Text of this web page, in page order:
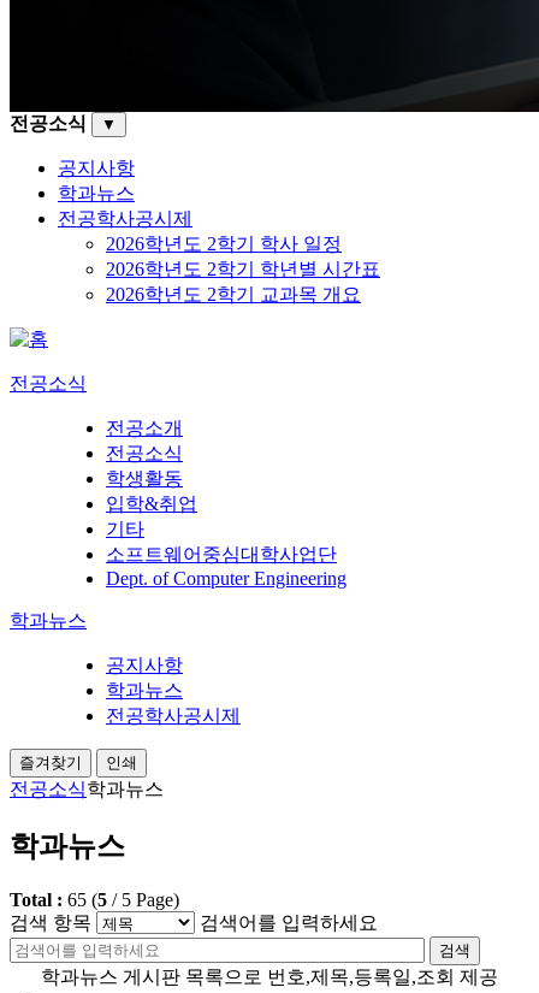
전공소식 ▼
공지사항
학과뉴스
전공학사공시제
2026학년도 2학기 학사 일정
2026학년도 2학기 학년별 시간표
2026학년도 2학기 교과목 개요
전공소식
전공소개
전공소식
학생활동
입학&취업
기타
소프트웨어중심대학사업단
Dept. of Computer Engineering
학과뉴스
공지사항
학과뉴스
전공학사공시제
즐겨찾기 인쇄
전공소식학과뉴스
학과뉴스
Total : 65 (5 / 5 Page)
검색 항목
검색어를 입력하세요
검색
학과뉴스 게시판 목록으로 번호,제목,등록일,조회 제공